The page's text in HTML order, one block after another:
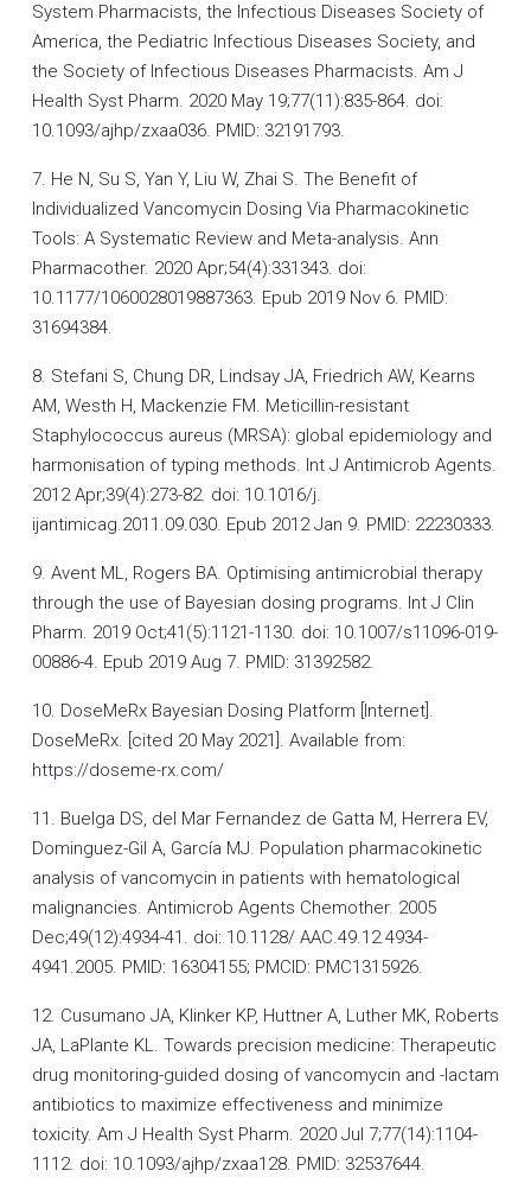
System Pharmacists, the Infectious Diseases Society of
America, the Pediatric Infectious Diseases Society, and
the Society of Infectious Diseases Pharmacists. Am J
Health Syst Pharm. 2020 May 19;77(11):835-864. doi:
10.1093/ajhp/zxaa036. PMID: 32191793.
7. He N, Su S, Yan Y, Liu W, Zhai S. The Benefit of
Individualized Vancomycin Dosing Via Pharmacokinetic
Tools: A Systematic Review and Meta-analysis. Ann
Pharmacother. 2020 Apr;54(4):331343. doi:
10.1177/1060028019887363. Epub 2019 Nov 6. PMID:
31694384.
8. Stefani S, Chung DR, Lindsay JA, Friedrich AW, Kearns
AM, Westh H, Mackenzie FM. Meticillin-resistant
Staphylococcus aureus (MRSA): global epidemiology and
harmonisation of typing methods. Int J Antimicrob Agents.
2012 Apr;39(4):273-82. doi: 10.1016/j.
ijantimicag.2011.09.030. Epub 2012 Jan 9. PMID: 22230333.
9. Avent ML, Rogers BA. Optimising antimicrobial therapy
through the use of Bayesian dosing programs. Int J Clin
Pharm. 2019 Oct;41(5):1121-1130. doi: 10.1007/s11096-019-
00886-4. Epub 2019 Aug 7. PMID: 31392582.
10. DoseMeRx Bayesian Dosing Platform [Internet].
DoseMeRx. [cited 20 May 2021]. Available from:
https://doseme-rx.com/
11. Buelga DS, del Mar Fernandez de Gatta M, Herrera EV,
Dominguez-Gil A, García MJ. Population pharmacokinetic
analysis of vancomycin in patients with hematological
malignancies. Antimicrob Agents Chemother. 2005
Dec;49(12):4934-41. doi: 10.1128/ AAC.49.12.4934-
4941.2005. PMID: 16304155; PMCID: PMC1315926.
12. Cusumano JA, Klinker KP, Huttner A, Luther MK, Roberts
JA, LaPlante KL. Towards precision medicine: Therapeutic
drug monitoring-guided dosing of vancomycin and -lactam
antibiotics to maximize effectiveness and minimize
toxicity. Am J Health Syst Pharm. 2020 Jul 7;77(14):1104-
1112. doi: 10.1093/ajhp/zxaa128. PMID: 32537644.